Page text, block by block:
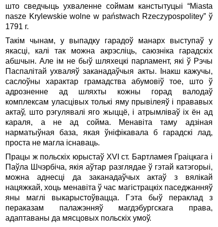
што сведчыць ухваленне соймам канстытуцыі “Miasta
nasze Krуlewskie wolne w państwach Rzeczypospolitey” ў
1791 г.
Такім чынам, у выпадку гарадоў манарх выступаў у
якасці, калі так можна акрэсліць, саюзніка гарадскіх
абшчын. Але ім не быў шляхецкі парламент, які ў Рэчы
Паспалітай ухваляў заканадаўчыя акты. Інакш кажучы,
саслоўны характар грамадства абумовіў тое, што ў
адрозненне ад шляхты кожны горад валодаў
комплексам уласцівых толькі яму прывілеяў і прававых
актаў, што рэгулявалі яго жыццё, і атрымліваў іх ён ад
караля, а не ад сойма. Менавіта таму адзіная
нарматыўная база, якая ўніфікавала б гарадскі лад,
проста не магла існаваць.
Працы ж польскіх юрыстаў XVI ст. Бартламея Граіцкага і
Паўла Шчэрбіча, якія аўтар разглядае ў гэтай катэгорыі,
можна аднесці да заканадаўчых актаў з вялікай
нацяжкай, хоць менавіта ў час магістрацкіх паседжанняў
яны маглі выкарыстоўвацца. Гэта быў пераклад з
пераказам палажэнняў магдэбургскага права,
адаптаваны да мясцовых польскіх умоў.